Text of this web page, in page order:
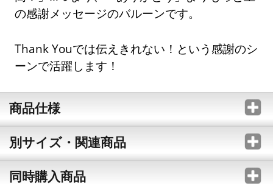
の感謝メッセージのバルーンです。
Thank Youでは伝えきれない！という感謝のシ
ーンで活躍します！
商品仕様
別サイズ・関連商品
同時購入商品